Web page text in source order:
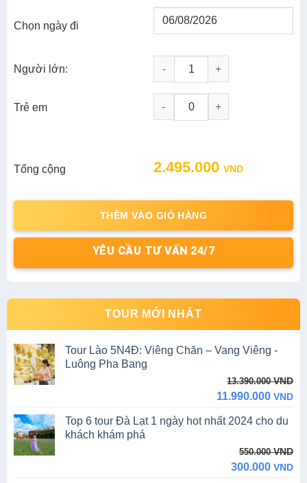
Chọn ngày đi
Người lớn:
Tour Tôi Thấy Hoa Vàng Trên
Trẻ em - +
Tổng cộng
Original
2.995.000 VND.
2.495.000 VND
Current
2.495.000 VND.
THÊM VÀO GIỎ HÀNG
YÊU CẦU TƯ VẤN 24/7
TOUR MỚI NHẤT
Tour Lào 5N4Đ: Viêng Chăn – Vang Viêng -
Luông Pha Bang
13.390.000VND
13.390.000 VND.
11.990.000 VND
11.990.000 VND.
Top 6 tour Đà Lạt 1 ngày hot nhất 2024 cho du
khách khám phá
550.000VND
300.000 VND